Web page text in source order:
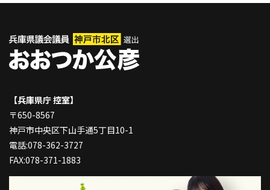
【兵庫県庁 控室】
〒650-8567
神戸市中央区下山手通5丁目10-1
電話:078-362-3727
FAX:078-371-1883